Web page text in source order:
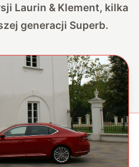
Laurin & Klement, kilka
generacji Superb.